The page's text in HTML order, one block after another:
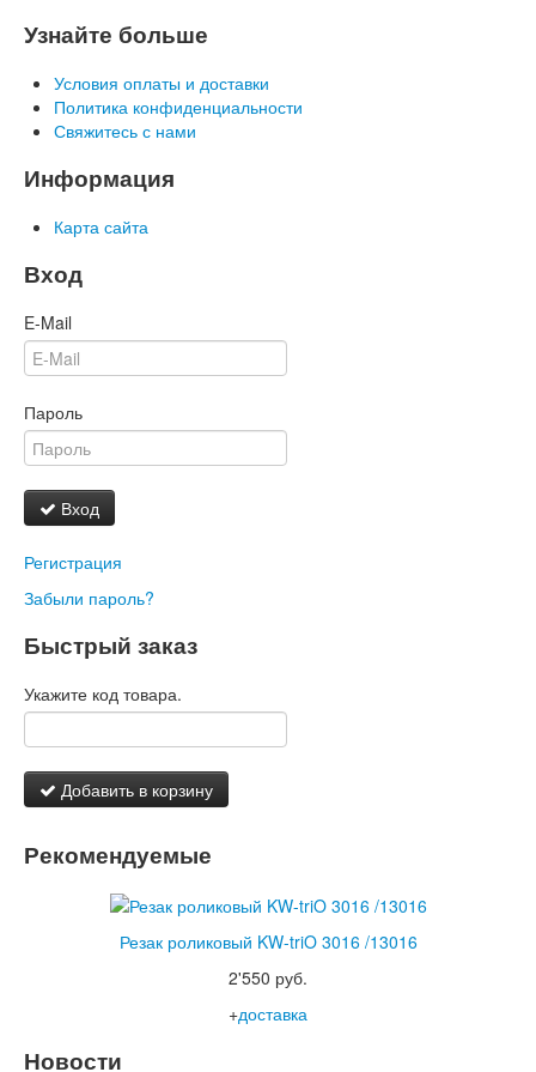
Узнайте больше
Условия оплаты и доставки
Политика конфиденциальности
Свяжитесь с нами
Информация
Карта сайта
Вход
E-Mail
Пароль
Вход
Регистрация
Забыли пароль?
Быстрый заказ
Укажите код товара.
Добавить в корзину
Рекомендуемые
Резак роликовый KW-triO 3016 /13016
2'550 руб.
+доставка
Новости